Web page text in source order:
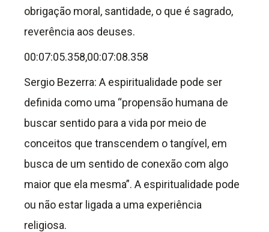
obrigação moral, santidade, o que é sagrado,
reverência aos deuses.
00:07:05.358,00:07:08.358
Sergio Bezerra: A espiritualidade pode ser
definida como uma “propensão humana de
buscar sentido para a vida por meio de
conceitos que transcendem o tangível, em
busca de um sentido de conexão com algo
maior que ela mesma”. A espiritualidade pode
ou não estar ligada a uma experiência
religiosa.